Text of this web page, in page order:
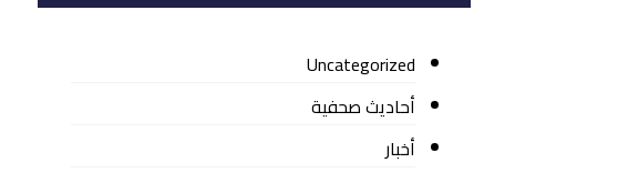
Uncategorized
أحاديث صحفية
أخبار